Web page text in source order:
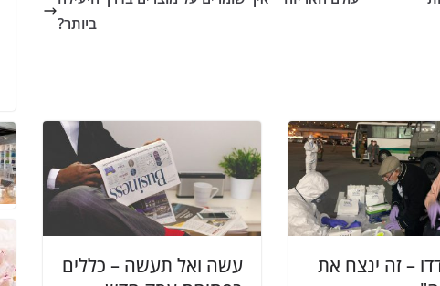
ביותר?
– זה ינצח את
עשה ואל תעשה – כללים